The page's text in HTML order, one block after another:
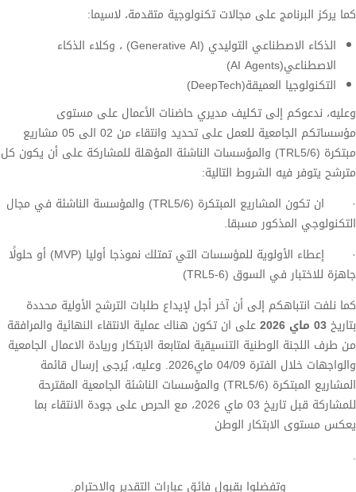
كما يركز البرنامج على مجالات تكنولوجية متقدمة، لاسيما:
الذكاء الاصطناعي التوليدي (Generative AI) ، وكلاء الذكاء
الاصطناعي(AI Agents)
التكنولوجيا العميقة(DeepTech)
وعليه، ندعوكم إلى تكليف مديري حاضنات الأعمال على مستوى
مؤسساتكم الجامعية للعمل على تحديد وانتقاء من 02 الى 05 مشاريع
مبتكرة (TRL5/6) والمؤسسات الناشئة المؤهلة للمشاركة على أن يكون كل
مترشح يتوفر فيه الشروط التالية:
· ان تكون المشاريع المبتكرة (TRL5/6) والمؤسسة الناشئة في مجال
التكنولوجي المذكور مسبقا.
· إعطاء الأولوية للمؤسسات التي تمتلك نموذجا أوليا (MVP) أو حلولًا
جاهزة للاختبار في السوق (TRL5-6
)
كما نلفت انتباهكم إلى أن آخر أجل لإيداع طلبات الترشح الأولية محددة
بتاريخ03 ماي 2026
على ان تكون هناك عملية الانتقاء النهائية والمرافقة
من طرف اللجنة الوطنية التنسيقية لمتابعة الابتكار وريادة الاعمال الجامعية
والواجهات خلال الفترة 04/09 ماي2026.
وعليه، يُرجى إرسال قائمة
المشاريع المبتكرة (TRL5/6) والمؤسسات الناشئة الجامعية المقترحة
للمشاركة قبل تاريخ 03 ماي 2026، مع الحرص على جودة الانتقاء بما
يعكس مستوى الابتكار الوطن
.
وتفضلوا بقبول فائق عبارات التقدير والاحترام.